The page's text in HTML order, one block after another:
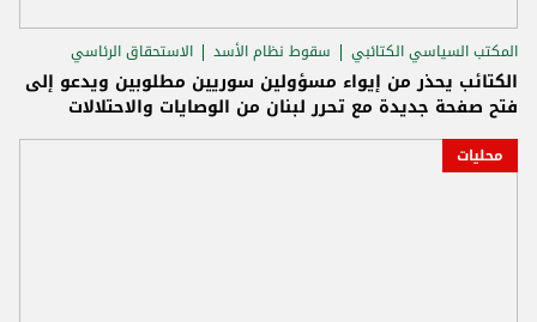
المكتب السياسي الكتائبي سقوط نظام الأسد الاستحقاق الرئاسي
الكتائب يحذر من إيواء مسؤولين سوريين مطلوبين ويدعو إلى
فتح صفحة جديدة مع تحرر لبنان من الوصايات والاحتلالات
محليات